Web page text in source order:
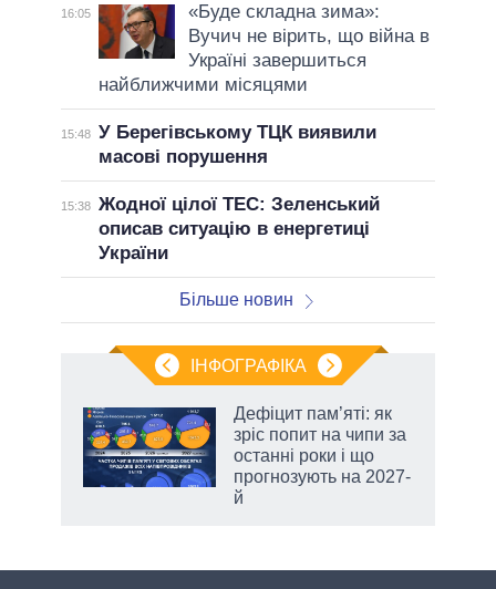
16:05
«Буде складна зима»:
Вучич не вірить, що війна в
Україні завершиться
найближчими місяцями
15:48 У Берегівському ТЦК виявили
масові порушення
15:38 Жодної цілої ТЕС: Зеленський
описав ситуацію в енергетиці
України
Більше новин
ІНФОГРАФІКА
Дефіцит пам’яті: як
зріс попит на чипи за
останні роки і що
прогнозують на 2027-
й